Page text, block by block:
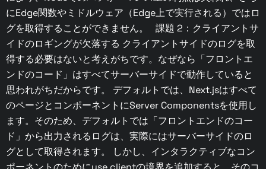
にEdge関数やミドルウェア（Edge上で実行される）ではロ
グを取得することができません。 課題 2：クライアントサ
イドのロギングが欠落する クライアントサイドのログを取
得する必要はないと考えがちです。なぜなら「フロントエ
ンドのコード」はすべてサーバーサイドで動作していると
思われがちだからです。 デフォルトでは、Next.jsはすべて
のページとコンポーネントにServer Componentsを使用し
ます。そのため、デフォルトでは「フロントエンドのコー
ド」から出力されるログは、実際にはサーバーサイドのロ
グとして取得されます。 しかし、インタラクティブなコン